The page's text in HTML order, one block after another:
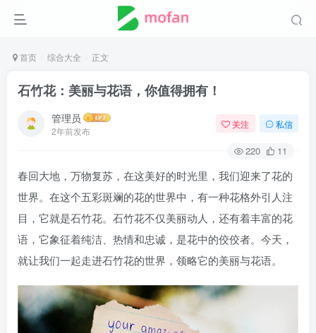
首页 综合大全 正文
石竹花：美丽与花语，你值得拥有！
管理员
2年前发布
关注 私信
220 11
春回大地，万物复苏，在这美好的时光里，我们迎来了花的
世界。在这个五彩斑斓的花的世界中，有一种花格外引人注
目，它就是石竹花。石竹花不仅美丽动人，还有着丰富的花
语，它象征着纯洁、热情和忠诚，是花中的佼佼者。今天，
就让我们一起走进石竹花的世界，领略它的美丽与花语。